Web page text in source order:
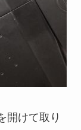
開けて取り